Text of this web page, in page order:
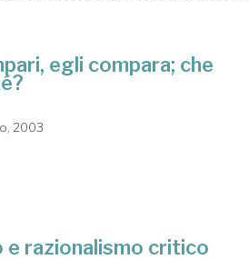
egli compara; che
2003
e razionalismo critico